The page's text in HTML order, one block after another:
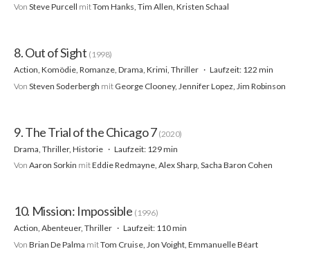
Von Steve Purcell mitTom Hanks, Tim Allen, Kristen Schaal
8. Out of Sight (1998)
Action, Komödie, Romanze, Drama, Krimi, Thriller
Laufzeit: 122 min
Von Steven Soderbergh mit George Clooney, Jennifer Lopez, Jim Robinson
9. The Trial of the Chicago 7 (2020)
Drama, Thriller, Historie
Laufzeit: 129 min
Von Aaron Sorkin mitEddie Redmayne, Alex Sharp, Sacha Baron Cohen
10. Mission: Impossible (1996)
Action, Abenteuer, Thriller
Laufzeit: 110 min
Von Brian De Palma mitTom Cruise, Jon Voight, Emmanuelle Béart